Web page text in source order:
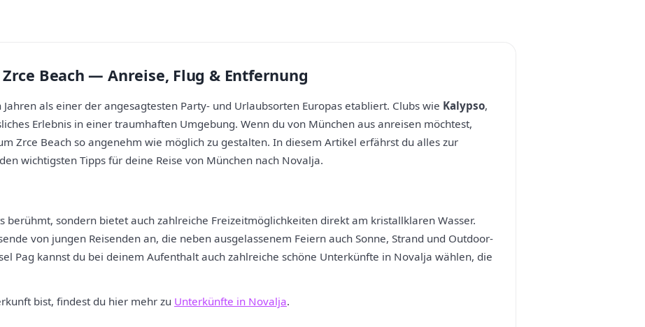
Beach — Anreise, Flug & Entfernung
als einer der angesagtesten Party- und Urlaubsorten Europas etabliert. Clubs wie Kalypso,
Erlebnis in einer traumhaften Umgebung. Wenn du von München aus anreisen möchtest,
Zrce Beach so angenehm wie möglich zu gestalten. In diesem Artikel erfährst du alles zur
wichtigsten Tipps für deine Reise von München nach Novalja.
berühmt, sondern bietet auch zahlreiche Freizeitmöglichkeiten direkt am kristallklaren Wasser.
von jungen Reisenden an, die neben ausgelassenem Feiern auch Sonne, Strand und Outdoor-
Pag kannst du bei deinem Aufenthalt auch zahlreiche schöne Unterkünfte in Novalja wählen, die
bist, findest du hier mehr zu Unterkünfte in Novalja.